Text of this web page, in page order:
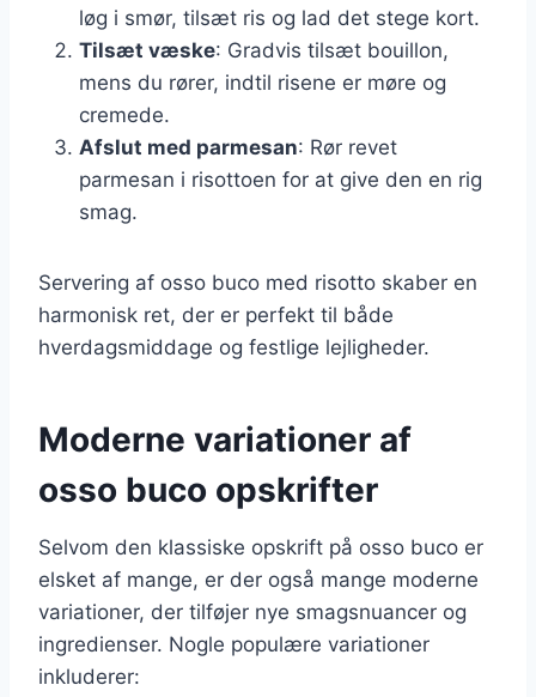
løg i smør, tilsæt ris og lad det stege kort.
Tilsæt væske: Gradvis tilsæt bouillon,
mens du rører, indtil risene er møre og
cremede.
Afslut med parmesan: Rør revet
parmesan i risottoen for at give den en rig
smag.
Servering af osso buco med risotto skaber en
harmonisk ret, der er perfekt til både
hverdagsmiddage og festlige lejligheder.
Moderne variationer af
osso buco opskrifter
Selvom den klassiske opskrift på osso buco er
elsket af mange, er der også mange moderne
variationer, der tilføjer nye smagsnuancer og
ingredienser. Nogle populære variationer
inkluderer: